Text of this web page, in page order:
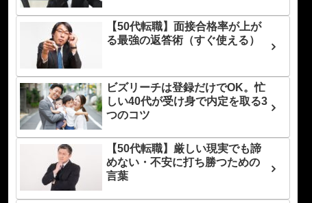
【50代転職】面接合格率が上が
る最強の返答術（すぐ使える）
ビズリーチは登録だけでOK。忙
しい40代が受け身で内定を取る3
つのコツ
【50代転職】厳しい現実でも諦
めない・不安に打ち勝つための
言葉